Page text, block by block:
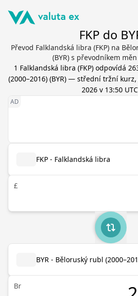
FKP do
Převod Falklandská libra (FKP) na
(BYR) s převodníkem
1 Falklandská libra (FKP) odpovídá
(2000–2016) (BYR) — střední tržní kurz,
2026 v 13:50 UTC
FKP - Falklandská libra
£
BYR - Běloruský rubl
Br